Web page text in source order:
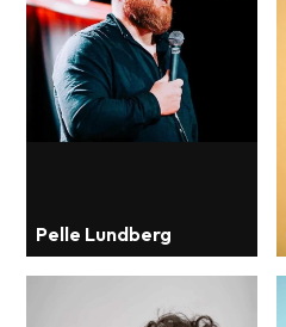
Pelle Lundberg